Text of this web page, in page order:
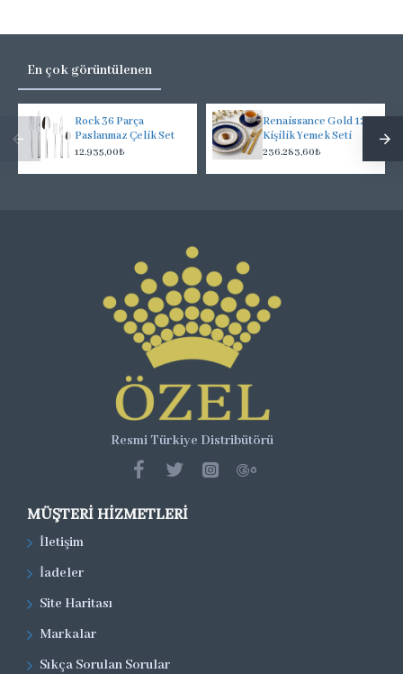
En çok görüntülenen
Rock 36 Parça
Paslanmaz Çelik Set
12.935,00₺
Renaissance Gold 12
Kişilik Yemek Seti
236.283,60₺
Resmi Türkiye Distribütörü
MÜŞTERI HIZMETLERI
İletişim
İadeler
Site Haritası
Markalar
Sıkça Sorulan Sorular